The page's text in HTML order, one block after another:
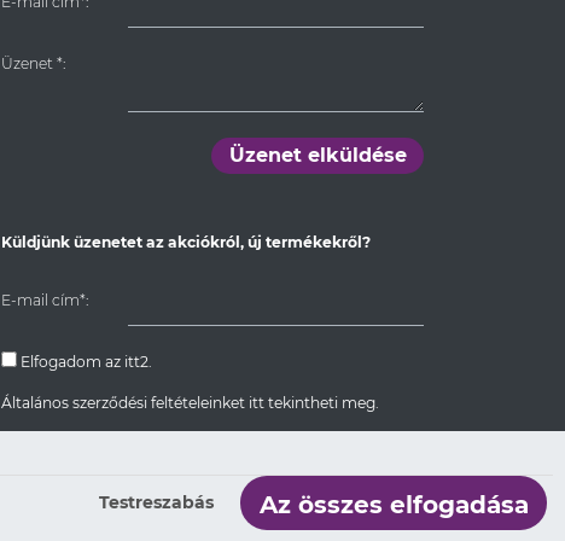
Üzenet *:
Üzenet elküldése
Küldjünk üzenetet az akciókról, új termékekről?
E-mail cím*:
Elfogadom az itt2.
Általános szerződési feltételeinket itt tekintheti meg.
Testreszabás Az összes elfogadása